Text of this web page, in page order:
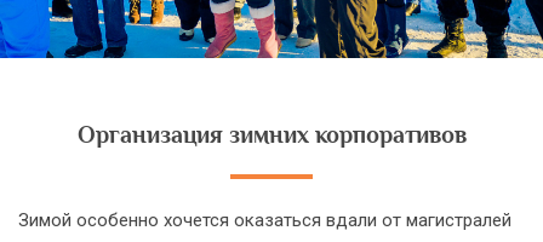
Организация зимних корпоративов
Зимой особенно хочется оказаться вдали от магистралей